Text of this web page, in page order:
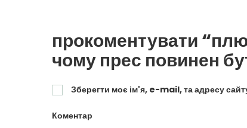
прокоментувати
чому прес повинен
Зберегти моє ім'я, e-mail, та адресу
Коментар